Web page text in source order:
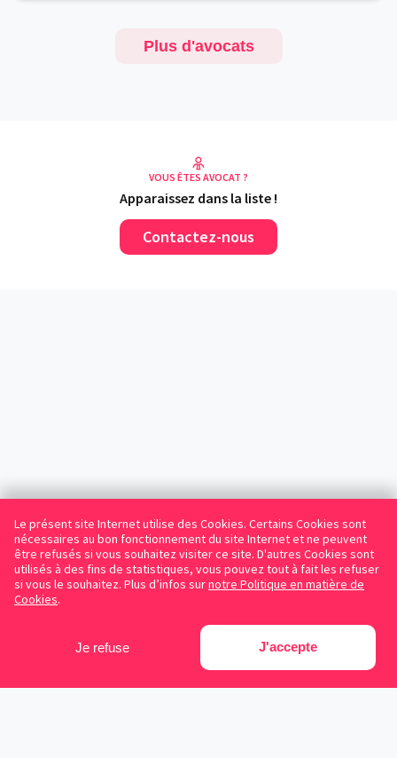
Le présent site Internet utilise des Cookies. Certains Cookies sont
nécessaires au bon fonctionnement du site Internet et ne peuvent
être refusés si vous souhaitez visiter ce site. D'autres Cookies sont
utilisés à des fins de statistiques, vous pouvez tout à fait les refuser
si vous le souhaitez. Plus d’infos surnotre Politique en matière de
Cookies.
Je refuse J'accepte
Plus d'avocats
VOUS ÊTES AVOCAT ?
Apparaissez dans la liste !
Contactez-nous